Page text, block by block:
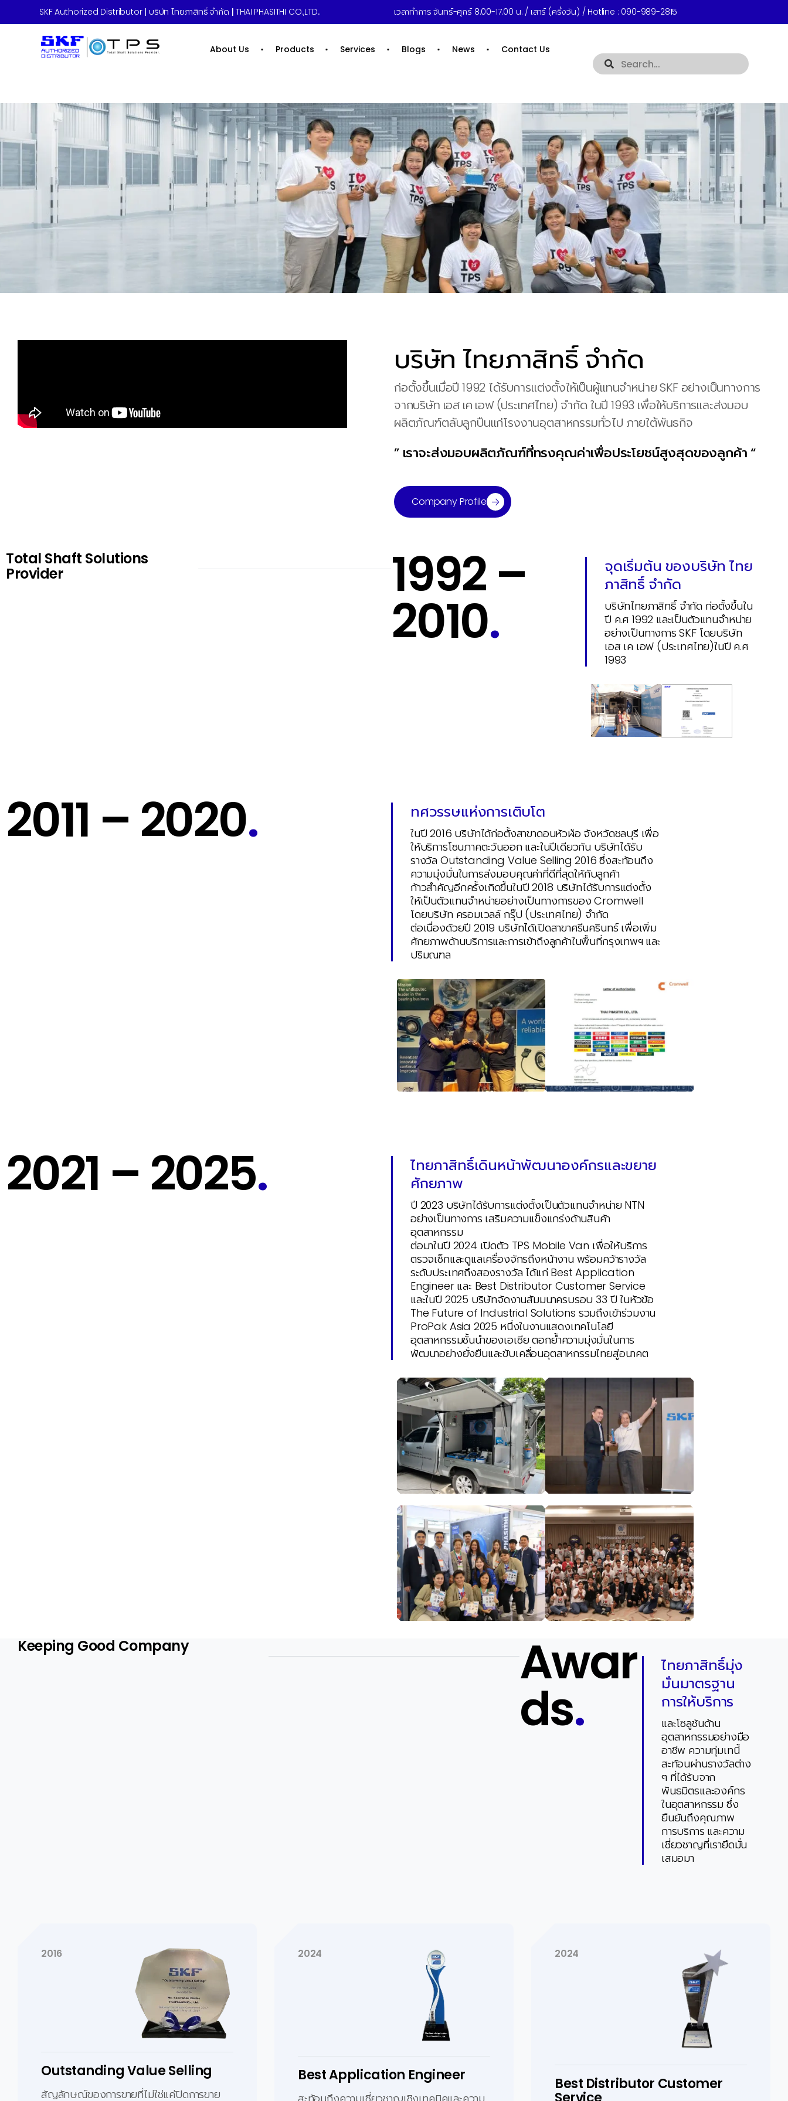
SKF Authorized Distributor | บริษัท ไทยภาสิทธิ์ จำกัด | THAI PHASITHI CO.,LTD.. เวลาทำการ จันทร์-ศุกร์ 8.00-17.00 น. / เสาร์ (ครึ่งวัน) / Hotline : 090-989-2815
About Us Products Services Blogs News Contact Us
About Us
บริษัท ไทยภาสิทธิ์ จำกัด
ก่อตั้งขึ้นเมื่อปี 1992 ได้รับการแต่งตั้งให้เป็นผู้แทนจำหน่าย SKF อย่างเป็นทางการ
จากบริษัท เอส เค เอฟ (ประเทศไทย) จำกัด ในปี 1993 เพื่อให้บริการและส่งมอบ
ผลิตภัณฑ์ตลับลูกปืนแก่โรงงานอุตสาหกรรมทั่วไป ภายใต้พันธกิจ
” เราจะส่งมอบผลิตภัณฑ์ที่ทรงคุณค่าเพื่อประโยชน์สูงสุดของลูกค้า “
Company Profile
Total Shaft Solutions
Provider 1992 –
2010.
จุดเริ่มต้น ของบริษัท ไทย
ภาสิทธิ์ จำกัด
บริษัทไทยภาสิทธิ์ จำกัด ก่อตั้งขึ้นใน
ปี ค.ศ 1992 และเป็นตัวแทนจำหน่าย
อย่างเป็นทางการ SKF โดยบริษัท
เอส เค เอฟ (ประเทศไทย)ในปี ค.ศ
1993
2011 – 2020. ทศวรรษแห่งการเติบโต
ในปี 2016 บริษัทได้ก่อตั้งสาขาดอนหัวฬ่อ จังหวัดชลบุรี เพื่อ
ให้บริการโซนภาคตะวันออก และในปีเดียวกัน บริษัทได้รับ
รางวัล Outstanding Value Selling 2016 ซึ่งสะท้อนถึง
ความมุ่งมั่นในการส่งมอบคุณค่าที่ดีที่สุดให้กับลูกค้า
ก้าวสำคัญอีกครั้งเกิดขึ้นในปี 2018 บริษัทได้รับการแต่งตั้ง
ให้เป็นตัวแทนจำหน่ายอย่างเป็นทางการของ Cromwell
โดยบริษัท ครอมเวลล์ กรุ๊ป (ประเทศไทย) จำกัด
ต่อเนื่องด้วยปี 2019 บริษัทได้เปิดสาขาศรีนครินทร์ เพื่อเพิ่ม
ศักยภาพด้านบริการและการเข้าถึงลูกค้าในพื้นที่กรุงเทพฯ และ
ปริมณฑล
2021 – 2025.
ไทยภาสิทธิ์เดินหน้าพัฒนาองค์กรและขยาย
ศักยภาพ
ปี 2023 บริษัทได้รับการแต่งตั้งเป็นตัวแทนจำหน่าย NTN
อย่างเป็นทางการ เสริมความแข็งแกร่งด้านสินค้า
อุตสาหกรรม
ต่อมาในปี 2024 เปิดตัว TPS Mobile Van เพื่อให้บริการ
ตรวจเช็กและดูแลเครื่องจักรถึงหน้างาน พร้อมคว้ารางวัล
ระดับประเทศถึงสองรางวัล ได้แก่ Best Application
Engineer และ Best Distributor Customer Service
และในปี 2025 บริษัทจัดงานสัมมนาครบรอบ 33 ปี ในหัวข้อ
The Future of Industrial Solutions รวมถึงเข้าร่วมงาน
ProPak Asia 2025 หนึ่งในงานแสดงเทคโนโลยี
อุตสาหกรรมชั้นนำของเอเชีย ตอกย้ำความมุ่งมั่นในการ
พัฒนาอย่างยั่งยืนและขับเคลื่อนอุตสาหกรรมไทยสู่อนาคต
Keeping Good Company Awar
ds.
ไทยภาสิทธิ์มุ่ง
มั่นมาตรฐาน
การให้บริการ
และโซลูชันด้าน
อุตสาหกรรมอย่างมือ
อาชีพ ความทุ่มเทนี้
สะท้อนผ่านรางวัลต่าง
ๆ ที่ได้รับจาก
พันธมิตรและองค์กร
ในอุตสาหกรรม ซึ่ง
ยืนยันถึงคุณภาพ
การบริการ และความ
เชี่ยวชาญที่เรายึดมั่น
เสมอมา
2024
Best Application Engineer
2024
Best Distributor Customer
2016
Outstanding Value Selling
สัญลักษณ์ของการขายที่ไม่ใช่แค่ปิดการขาย